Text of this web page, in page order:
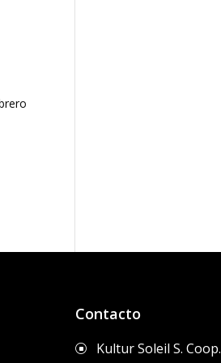
Contacto
] Kultur Soleil S. Coop.